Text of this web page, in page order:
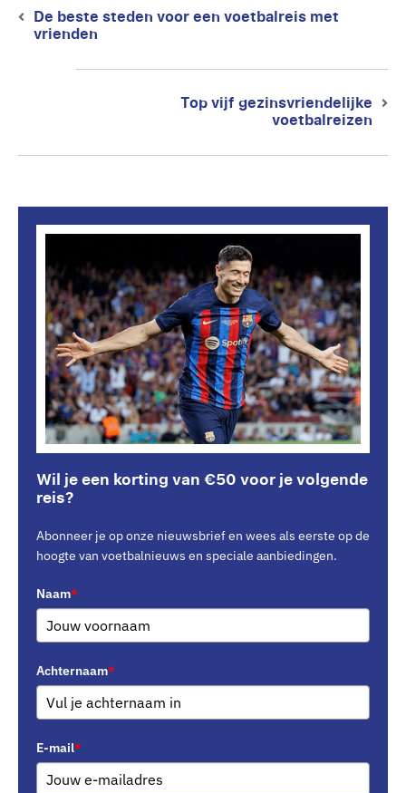
Previous
post:
De beste steden voor een voetbalreis met
vrienden
Top vijf gezinsvriendelijke
voetbalreizen
Wil je een korting van €50 voor je volgende
reis?
Abonneer je op onze nieuwsbrief en wees als eerste op de
hoogte van voetbalnieuws en speciale aanbiedingen.
Naam*
Achternaam*
E-mail*